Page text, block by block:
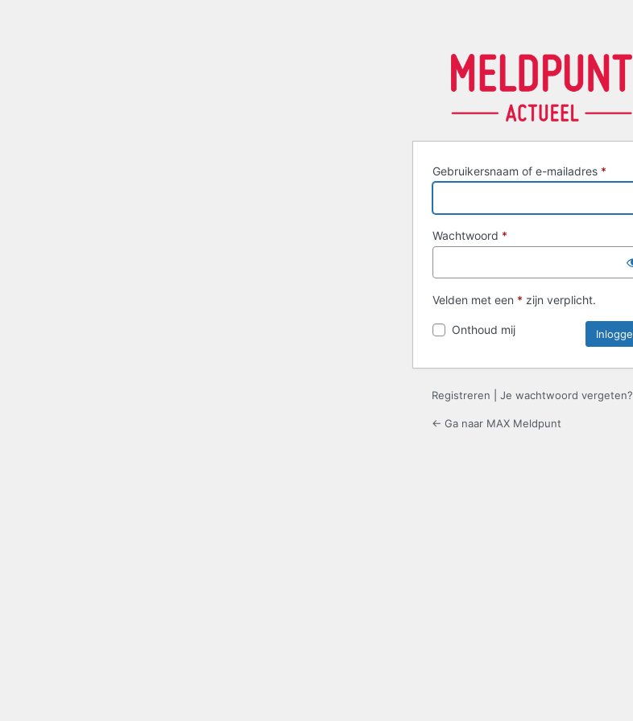
Gebruikersnaam of e-mailadres *
Wachtwoord *
Velden met een * zijn verplicht.
Onthoud mij
Registreren Je wachtwoord vergeten?
← Ga naar MAX Meldpunt